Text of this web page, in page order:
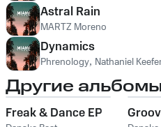
Astral Rain
MARTZ Moreno
Dynamics
Phrenology, Nathaniel
Другие
Freak & Dance EP